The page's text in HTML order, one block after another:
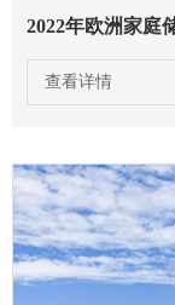
2022年欧洲家庭
查看详情